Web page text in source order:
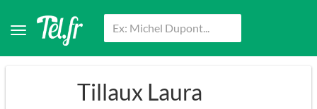
Tillaux Laura